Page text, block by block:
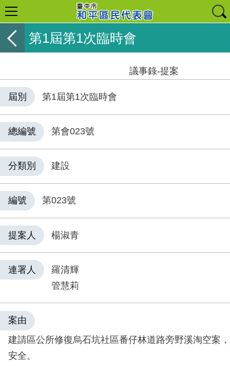
第1屆第1次臨時會
議事錄-提案
屆別 第1屆第1次臨時會
總編號 第會023號
分類別 建設
編號 第023號
提案人 楊淑青
連署人
羅清輝
管慧莉
案由
建請區公所修復烏石坑社區番仔林道路旁野溪淘空案
安全。